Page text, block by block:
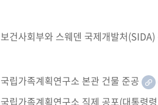
보건사회부와 스웨덴 국제개발처
국립가족계획연구소 본관 건물 준공
국립가족계획연구소 직제 공포(대통령